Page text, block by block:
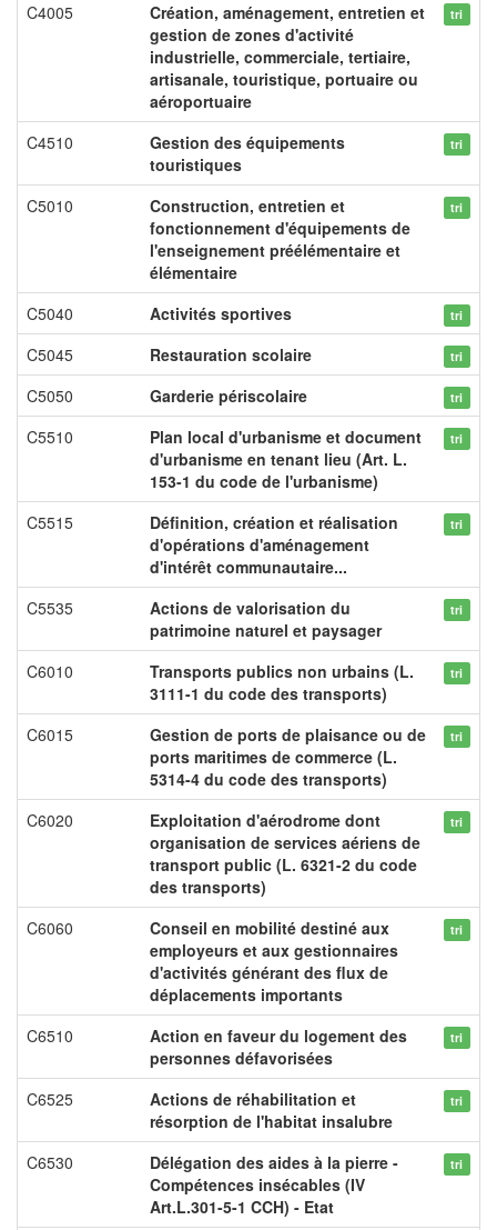
C4005
Création, aménagement, entretien et
gestion de zones d'activité
industrielle, commerciale, tertiaire,
artisanale, touristique, portuaire ou
aéroportuaire
tri
C4510
Gestion des équipements
touristiques
tri
C5010
Construction, entretien et
fonctionnement d'équipements de
l'enseignement préélémentaire et
élémentaire
tri
C5040 Activités sportives tri
C5045 Restauration scolaire tri
C5050 Garderie périscolaire tri
C5510
Plan local d'urbanisme et document
d'urbanisme en tenant lieu (Art. L.
153-1 du code de l'urbanisme)
tri
C5515
Définition, création et réalisation
d'opérations d'aménagement
d'intérêt communautaire...
tri
C5535
Actions de valorisation du
patrimoine naturel et paysager
tri
C6010
Transports publics non urbains (L.
3111-1 du code des transports)
tri
C6015
Gestion de ports de plaisance ou de
ports maritimes de commerce (L.
5314-4 du code des transports)
tri
C6020
Exploitation d'aérodrome dont
organisation de services aériens de
transport public (L. 6321-2 du code
des transports)
tri
C6060
Conseil en mobilité destiné aux
employeurs et aux gestionnaires
d'activités générant des flux de
déplacements importants
tri
C6510
Action en faveur du logement des
personnes défavorisées
tri
C6525
Actions de réhabilitation et
résorption de l'habitat insalubre
tri
C6530
Délégation des aides à la pierre -
Compétences insécables (IV
Art.L.301-5-1 CCH) - Etat
tri